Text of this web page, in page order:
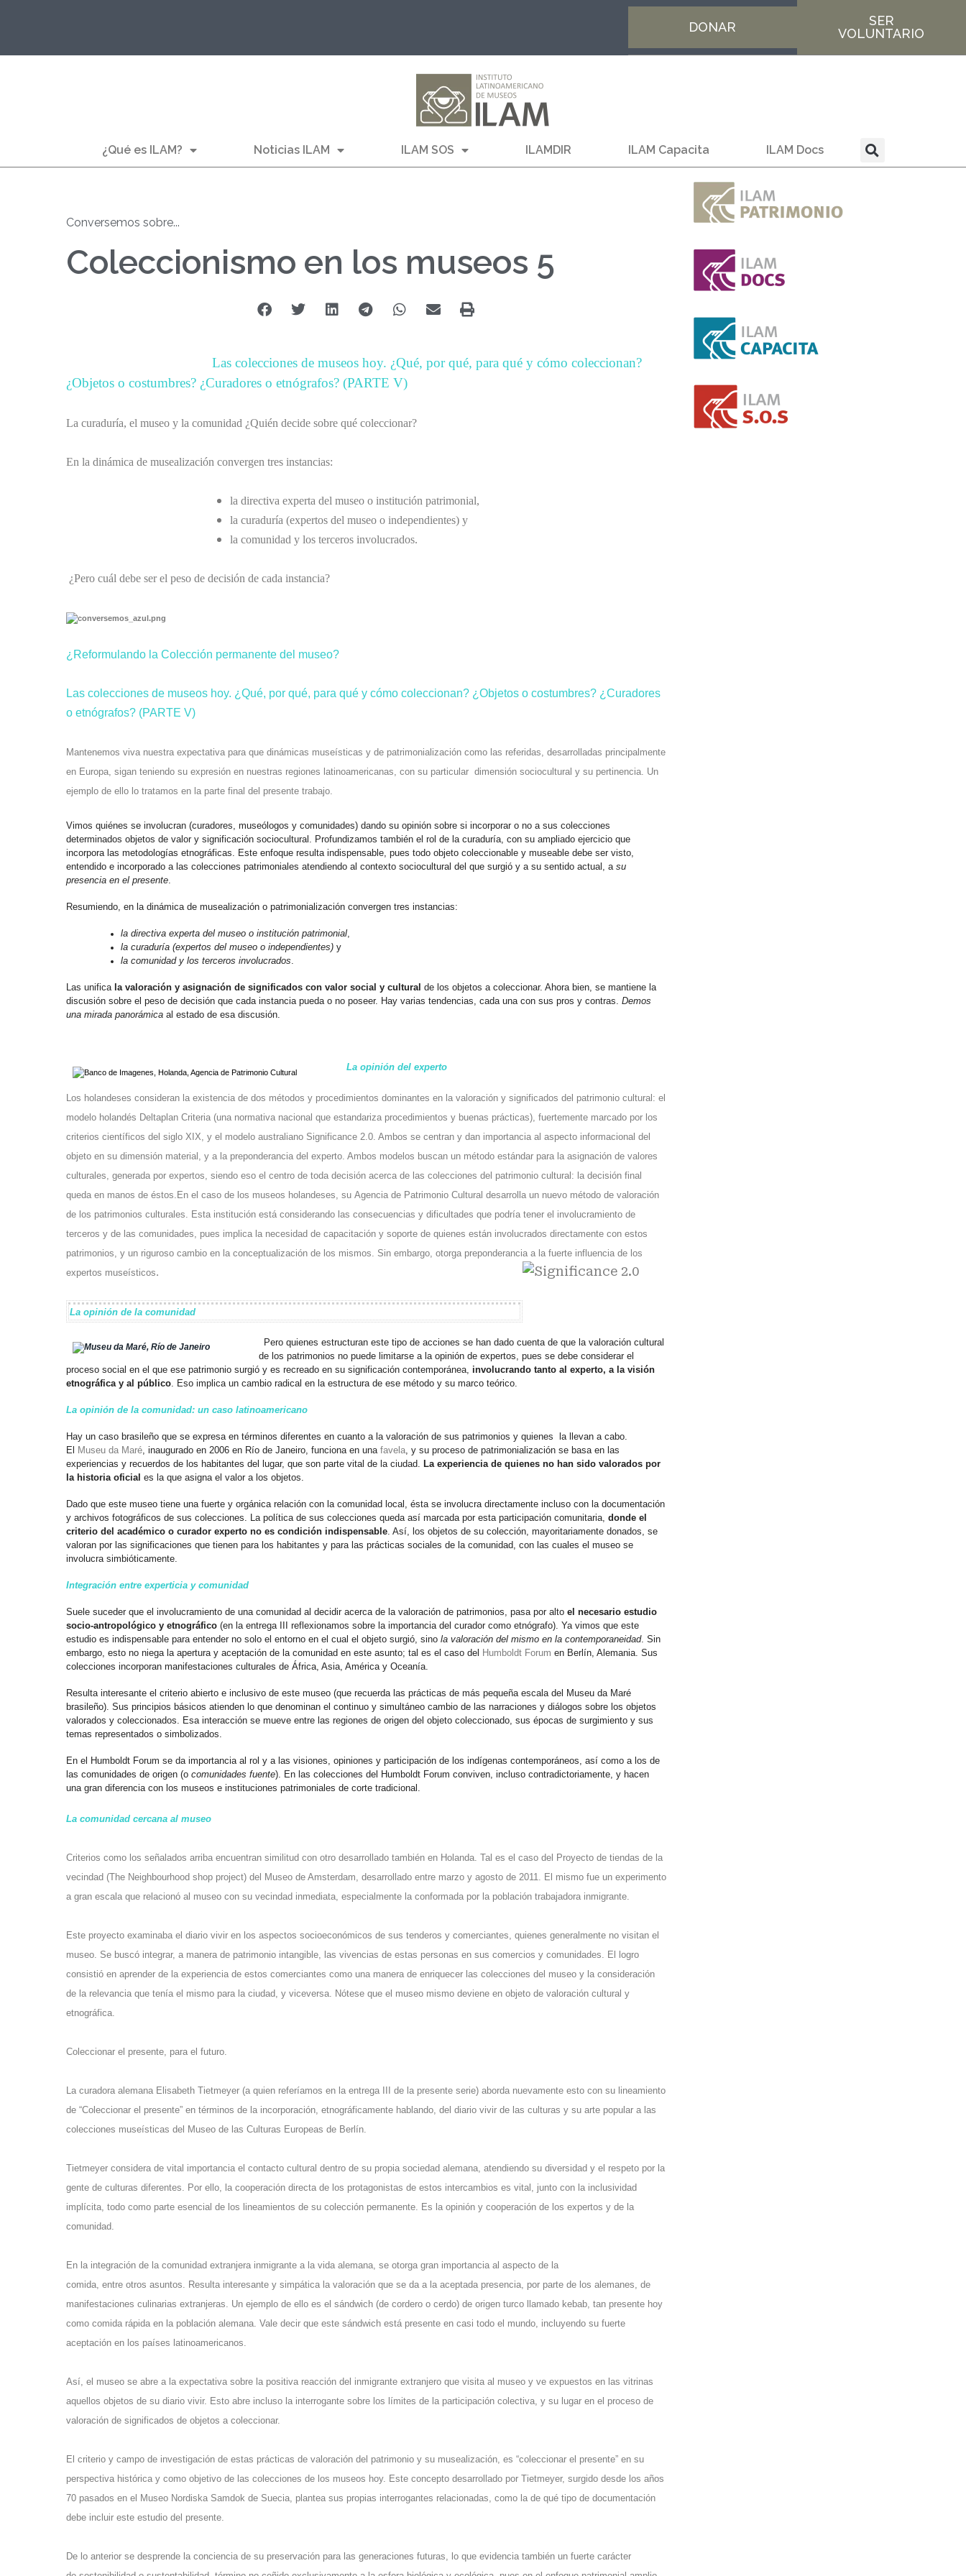
DONAR
SER
VOLUNTARIO
¿Qué es ILAM? Noticias ILAM ILAM SOS ILAMDIR ILAM Capacita ILAM Docs
Conversemos sobre...
Coleccionismo en los museos 5
Las colecciones de museos hoy. ¿Qué, por qué, para qué y cómo coleccionan?
¿Objetos o costumbres? ¿Curadores o etnógrafos? (PARTE V)
La curaduría, el museo y la comunidad ¿Quién decide sobre qué coleccionar?
En la dinámica de musealización convergen tres instancias:
la directiva experta del museo o institución patrimonial,
la curaduría (expertos del museo o independientes) y
la comunidad y los terceros involucrados.
¿Pero cuál debe ser el peso de decisión de cada instancia?
¿Reformulando la Colección permanente del museo?
Las colecciones de museos hoy. ¿Qué, por qué, para qué y cómo coleccionan? ¿Objetos o costumbres? ¿Curadores
o etnógrafos? (PARTE V)
Mantenemos viva nuestra expectativa para que dinámicas museísticas y de patrimonialización como las referidas, desarrolladas principalmente
en Europa, sigan teniendo su expresión en nuestras regiones latinoamericanas, con su particular dimensión sociocultural y su pertinencia. Un
ejemplo de ello lo tratamos en la parte final del presente trabajo.
Vimos quiénes se involucran (curadores, museólogos y comunidades) dando su opinión sobre si incorporar o no a sus colecciones
determinados objetos de valor y significación sociocultural. Profundizamos también el rol de la curaduría, con su ampliado ejercicio que
incorpora las metodologías etnográficas. Este enfoque resulta indispensable, pues todo objeto coleccionable y museable debe ser visto,
entendido e incorporado a las colecciones patrimoniales atendiendo al contexto sociocultural del que surgió y a su sentido actual, a su
presencia en el presente
Resumiendo, en la dinámica de musealización o patrimonialización convergen tres instancias:
la directiva experta del museo o institución patrimonial
la curaduría (expertos del museo o independientes) y
la comunidad y los terceros involucrados
Las unifica la valoración y asignación de significados con valor social y cultural de los objetos a coleccionar. Ahora bien, se mantiene la
discusión sobre el peso de decisión que cada instancia pueda o no poseer. Hay varias tendencias, cada una con sus pros y contras. Demos
una mirada panorámica al estado de esa discusión.
La opinión del experto
Los holandeses consideran la existencia de dos métodos y procedimientos dominantes en la valoración y significados del patrimonio cultural: el
modelo holandés Deltaplan Criteria (una normativa nacional que estandariza procedimientos y buenas prácticas), fuertemente marcado por los
criterios científicos del siglo XIX, y el modelo australiano Significance 2.0 . Ambos se centran y dan importancia al aspecto informacional del
objeto en su dimensión material, y a la preponderancia del experto. Ambos modelos buscan un método estándar para la asignación de valores
culturales, generada por expertos, siendo eso el centro de toda decisión acerca de las colecciones del patrimonio cultural: la decisión final
queda en manos de éstos.En el caso de los museos holandeses, su Agencia de Patrimonio Cultural desarrolla un nuevo método de valoración
de los patrimonios culturales. Esta institución está considerando las consecuencias y dificultades que podría tener el involucramiento de
terceros y de las comunidades, pues implica la necesidad de capacitación y soporte de quienes están involucrados directamente con estos
patrimonios, y un riguroso cambio en la conceptualización de los mismos. Sin embargo, otorga preponderancia a la fuerte influencia de los
expertos museísticos.
La opinión de la comunidad
Pero quienes estructuran este tipo de acciones se han dado cuenta de que la valoración cultural
de los patrimonios no puede limitarse a la opinión de expertos, pues se debe considerar el
proceso social en el que ese patrimonio surgió y es recreado en su significación contemporánea, involucrando tanto al experto, a la visión
etnográfica y al público . Eso implica un cambio radical en la estructura de ese método y su marco teórico.
La opinión de la comunidad: un caso latinoamericano
Hay un caso brasileño que se expresa en términos diferentes en cuanto a la valoración de sus patrimonios y quienes la llevan a cabo.
El
Museu da Maré , inaugurado en 2006 en Río de Janeiro, funciona en una favela , y su proceso de patrimonialización se basa en las
experiencias y recuerdos de los habitantes del lugar, que son parte vital de la ciudad.
La experiencia de quienes no han sido valorados por
la historia oficial es la que asigna el valor a los objetos.
Dado que este museo tiene una fuerte y orgánica relación con la comunidad local, ésta se involucra directamente incluso con la documentación
y archivos fotográficos de sus colecciones. La política de sus colecciones queda así marcada por esta participación comunitaria, donde el
criterio del académico o curador experto no es condición indispensable . Así, los objetos de su colección, mayoritariamente donados, se
valoran por las significaciones que tienen para los habitantes y para las prácticas sociales de la comunidad, con las cuales el museo se
involucra simbióticamente.
Integración entre experticia y comunidad
Suele suceder que el involucramiento de una comunidad al decidir acerca de la valoración de patrimonios, pasa por alto el necesario estudio
socio-antropológico y etnográfico (en la entrega III reflexionamos sobre la importancia del curador como etnógrafo). Ya vimos que este
estudio es indispensable para entender no solo el entorno en el cual el objeto surgió, sino la valoración del mismo en la contemporaneidad. Sin
embargo, esto no niega la apertura y aceptación de la comunidad en este asunto; tal es el caso del Humboldt Forum en Berlín, Alemania. Sus
colecciones incorporan manifestaciones culturales de África, Asia, América y Oceanía.
Resulta interesante el criterio abierto e inclusivo de este museo (que recuerda las prácticas de más pequeña escala del Museu da Maré
brasileño). Sus principios básicos atienden lo que denominan el continuo y simultáneo cambio de las narraciones y diálogos sobre los objetos
valorados y coleccionados. Esa interacción se mueve entre las regiones de origen del objeto coleccionado, sus épocas de surgimiento y sus
temas representados o simbolizados.
En el Humboldt Forum se da importancia al rol y a las visiones, opiniones y participación de los indígenas contemporáneos, así como a los de
las comunidades de origen (o comunidades fuente). En las colecciones del Humboldt Forum conviven, incluso contradictoriamente, y hacen
una gran diferencia con los museos e instituciones patrimoniales de corte tradicional.
La comunidad cercana al museo
Criterios como los señalados arriba encuentran similitud con otro desarrollado también en Holanda. Tal es el caso del Proyecto de tiendas de la
vecindad (The Neighbourhood shop project) del Museo de Amsterdam , desarrollado entre marzo y agosto de 2011. El mismo fue un experimento
a gran escala que relacionó al museo con su vecindad inmediata, especialmente la conformada por la población trabajadora inmigrante.
Este proyecto examinaba el diario vivir en los aspectos socioeconómicos de sus tenderos y comerciantes, quienes generalmente no visitan el
museo. Se buscó integrar, a manera de patrimonio intangible, las vivencias de estas personas en sus comercios y comunidades. El logro
consistió en aprender de la experiencia de estos comerciantes como una manera de enriquecer las colecciones del museo y la consideración
de la relevancia que tenía el mismo para la ciudad, y viceversa. Nótese que el museo mismo deviene en objeto de valoración cultural y
etnográfica.
Coleccionar el presente, para el futuro.
La curadora alemana Elisabeth Tietmeyer (a quien referíamos en la entrega III de la presente serie) aborda nuevamente esto con su lineamiento
de “Coleccionar el presente” en términos de la incorporación, etnográficamente hablando, del diario vivir de las culturas y su arte popular a las
colecciones museísticas del Museo de las Culturas Europeas de Berlín
Tietmeyer considera de vital importancia el contacto cultural dentro de su propia sociedad alemana, atendiendo su diversidad y el respeto por la
gente de culturas diferentes. Por ello, la cooperación directa de los protagonistas de estos intercambios es vital, junto con la inclusividad
implícita, todo como parte esencial de los lineamientos de su colección permanente. Es la opinión y cooperación de los expertos y de la
comunidad.
En la integración de la comunidad extranjera inmigrante a la vida alemana, se otorga gran importancia al aspecto de la
comida, entre otros asuntos. Resulta interesante y simpática la valoración que se da a la aceptada presencia, por parte de los alemanes, de
manifestaciones culinarias extranjeras. Un ejemplo de ello es el sándwich (de cordero o cerdo) de origen turco llamado kebab , tan presente hoy
como comida rápida en la población alemana. Vale decir que este sándwich está presente en casi todo el mundo, incluyendo su fuerte
aceptación en los países latinoamericanos.
Así, el museo se abre a la expectativa sobre la positiva reacción del inmigrante extranjero que visita al museo y ve expuestos en las vitrinas
aquellos objetos de su diario vivir. Esto abre incluso la interrogante sobre los límites de la participación colectiva, y su lugar en el proceso de
valoración de significados de objetos a coleccionar.
El criterio y campo de investigación de estas prácticas de valoración del patrimonio y su musealización, es “coleccionar el presente” en su
perspectiva histórica y como objetivo de las colecciones de los museos hoy. Este concepto desarrollado por Tietmeyer, surgido desde los años
70 pasados en el Museo Nordiska Samdok de Suecia , plantea sus propias interrogantes relacionadas, como la de qué tipo de documentación
debe incluir este estudio del presente.
De lo anterior se desprende la conciencia de su preservación para las generaciones futuras, lo que evidencia también un fuerte carácter